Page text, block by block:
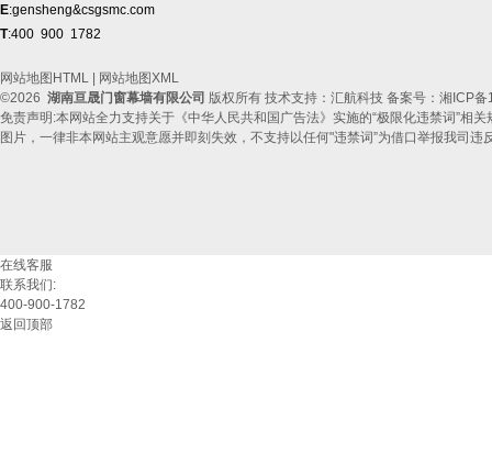
E:gensheng&csgsmc.com
T:400 900 1782
网站地图HTML | 网站地图XML
©2026 湖南亘晟门窗幕墙有限公司 版权所有 技术支持：汇航科技 备案号： 湘ICP备
免责声明:本网站全力支持关于《中华人民共和国广告法》实施的“极限化违禁词”相
图片，一律非本网站主观意愿并即刻失效，不支持以任何"违禁词”为借口举报我司
在线客服
联系我们:
400-900-1782
返回顶部